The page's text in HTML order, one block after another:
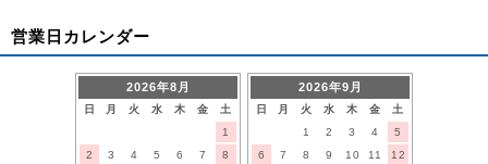
営業日カレンダー
2026年8月
日 月 火 水 木 金
土
1
2
3 4 5 6 7
8
2026年9月
日 月 火 水 木 金
土
1
2 3 4
5
6
7 8 9 10 11
12